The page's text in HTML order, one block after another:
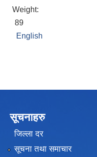
Weight:
89
English
सूचनाहरु
जिल्ला दर
सूचना तथा समाचार